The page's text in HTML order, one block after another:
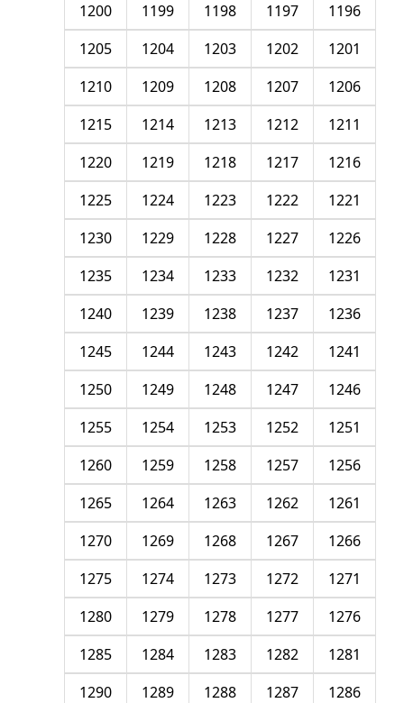
1196
1197
1198
1199
1200
1201
1202
1203
1204
1205
1206
1207
1208
1209
1210
1211
1212
1213
1214
1215
1216
1217
1218
1219
1220
1221
1222
1223
1224
1225
1226
1227
1228
1229
1230
1231
1232
1233
1234
1235
1236
1237
1238
1239
1240
1241
1242
1243
1244
1245
1246
1247
1248
1249
1250
1251
1252
1253
1254
1255
1256
1257
1258
1259
1260
1261
1262
1263
1264
1265
1266
1267
1268
1269
1270
1271
1272
1273
1274
1275
1276
1277
1278
1279
1280
1281
1282
1283
1284
1285
1286
1287
1288
1289
1290